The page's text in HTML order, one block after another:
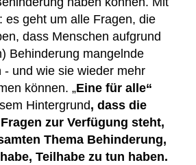
es geht um alle Fragen, die
dass Menschen aufgrund
Behinderung mangelnde
- und wie sie wieder mehr
können. „Eine für alle“
Hintergrund, dass die
zur Verfügung steht,
Thema Behinderung,
Teilhabe zu tun haben.